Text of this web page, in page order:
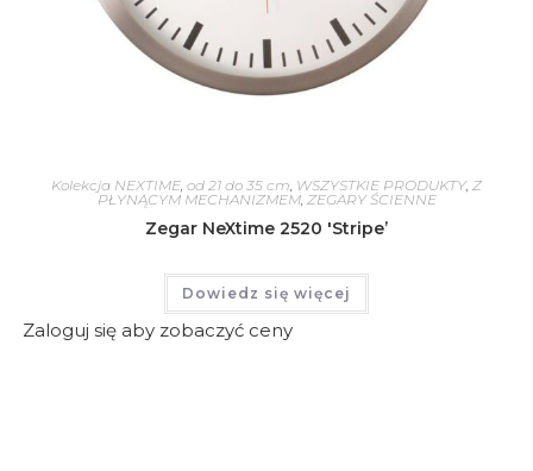
Kolekcja NEXTIME od 21 do 35 cm WSZYSTKIE PRODUKTY Z
PŁYNĄCYM MECHANIZMEM, ZEGARY ŚCIENNE
Zegar NeXtime 2520 'Stripe’
Dowiedz się więcej
Zaloguj się aby zobaczyć ceny